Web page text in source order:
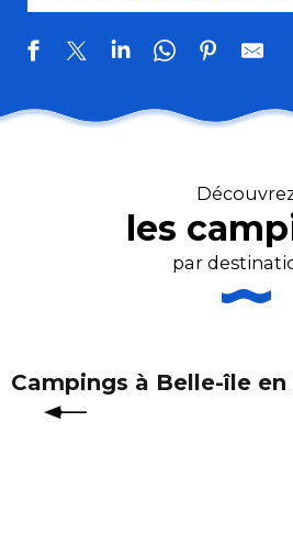
Camping le Moustoir
Camping Domaine de
Camping Sandaya
Camping du Moulin de
les
par
Campings à Belle-île en